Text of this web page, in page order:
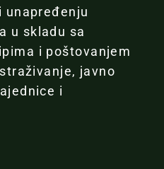
unapređenju
u skladu sa
i poštovanjem
javno
i